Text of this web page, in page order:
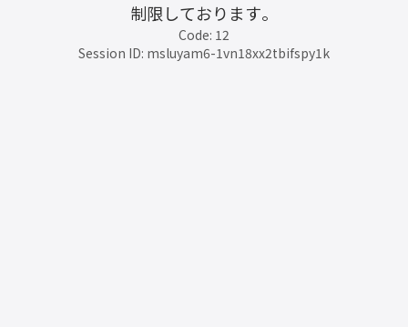
制限しております。
Code: 12
Session ID: msluyam6-1vn18xx2tbifspy1k